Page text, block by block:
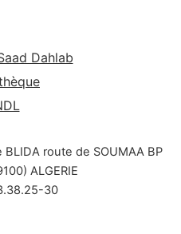
Dahlab
route de SOUMAA BP
ALGERIE
30